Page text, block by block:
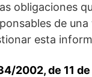
obligaciones
de
esta
2002, de 11